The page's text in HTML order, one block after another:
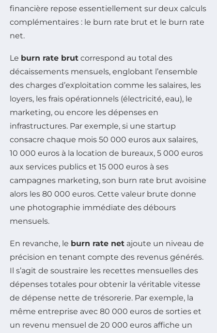
financière repose essentiellement sur deux calculs
complémentaires : le burn rate brut et le burn rate
net.
Le burn rate brut correspond au total des
décaissements mensuels, englobant l’ensemble
des charges d’exploitation comme les salaires, les
loyers, les frais opérationnels (électricité, eau), le
marketing, ou encore les dépenses en
infrastructures. Par exemple, si une startup
consacre chaque mois 50 000 euros aux salaires,
10 000 euros à la location de bureaux, 5 000 euros
aux services publics et 15 000 euros à ses
campagnes marketing, son burn rate brut avoisine
alors les 80 000 euros. Cette valeur brute donne
une photographie immédiate des débours
mensuels.
En revanche, le burn rate net ajoute un niveau de
précision en tenant compte des revenus générés.
Il s’agit de soustraire les recettes mensuelles des
dépenses totales pour obtenir la véritable vitesse
de dépense nette de trésorerie. Par exemple, la
même entreprise avec 80 000 euros de sorties et
un revenu mensuel de 20 000 euros affiche un